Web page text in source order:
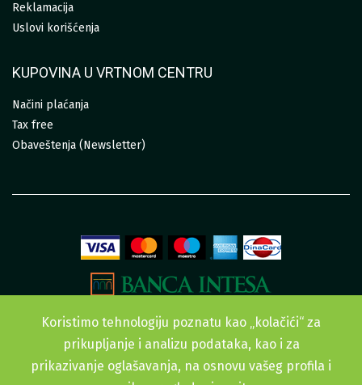
Reklamacija
Uslovi korišćenja
KUPOVINA U VRTNOM CENTRU
Načini plaćanja
Tax free
Obaveštenja (Newsletter)
Koristimo tehnologiju poznatu kao „kolačići“ za
prikupljanje i analizu podataka, kao i za
prikazivanje oglašavanja, na osnovu vašeg profila i